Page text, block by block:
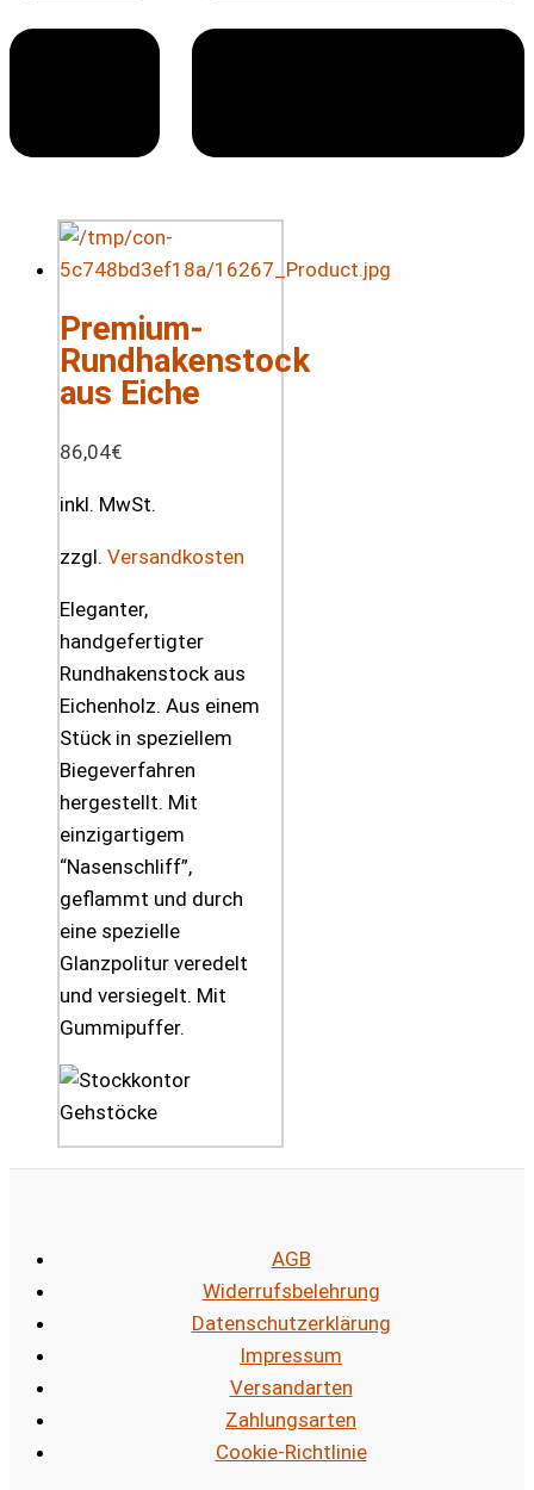
Premium-
Rundhakenstock
aus Eiche
86,04€
inkl. MwSt.
zzgl. Versandkosten
Eleganter,
handgefertigter
Rundhakenstock aus
Eichenholz. Aus einem
Stück in speziellem
Biegeverfahren
hergestellt. Mit
einzigartigem
“Nasenschliff”,
geflammt und durch
eine spezielle
Glanzpolitur veredelt
und versiegelt. Mit
Gummipuffer.
AGB
Widerrufsbelehrung
Datenschutzerklärung
Impressum
Versandarten
Zahlungsarten
Cookie-Richtlinie